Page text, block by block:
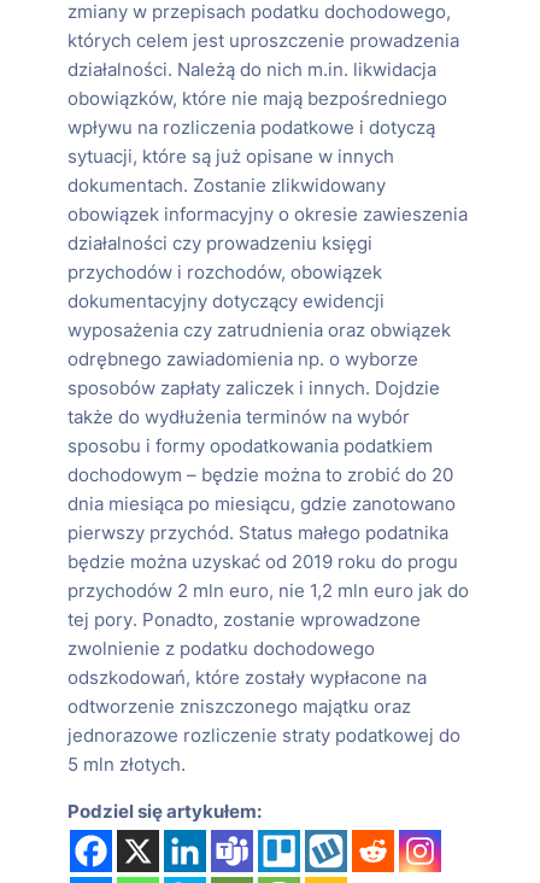
zmiany w przepisach podatku dochodowego,
których celem jest uproszczenie prowadzenia
działalności. Należą do nich m.in. likwidacja
obowiązków, które nie mają bezpośredniego
wpływu na rozliczenia podatkowe i dotyczą
sytuacji, które są już opisane w innych
dokumentach. Zostanie zlikwidowany
obowiązek informacyjny o okresie zawieszenia
działalności czy prowadzeniu księgi
przychodów i rozchodów, obowiązek
dokumentacyjny dotyczący ewidencji
wyposażenia czy zatrudnienia oraz obwiązek
odrębnego zawiadomienia np. o wyborze
sposobów zapłaty zaliczek i innych. Dojdzie
także do wydłużenia terminów na wybór
sposobu i formy opodatkowania podatkiem
dochodowym – będzie można to zrobić do 20
dnia miesiąca po miesiącu, gdzie zanotowano
pierwszy przychód. Status małego podatnika
będzie można uzyskać od 2019 roku do progu
przychodów 2 mln euro, nie 1,2 mln euro jak do
tej pory. Ponadto, zostanie wprowadzone
zwolnienie z podatku dochodowego
odszkodowań, które zostały wypłacone na
odtworzenie zniszczonego majątku oraz
jednorazowe rozliczenie straty podatkowej do
5 mln złotych.
Podziel się artykułem: